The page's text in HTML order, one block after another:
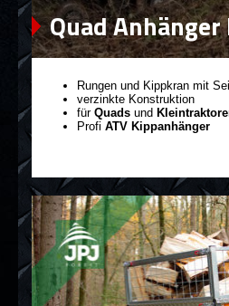
Quad
Arbeiter
Rungen und Kippkran mit
verzinkte Konstruktion
fürQuads und
Profi ATV Kippanhänger